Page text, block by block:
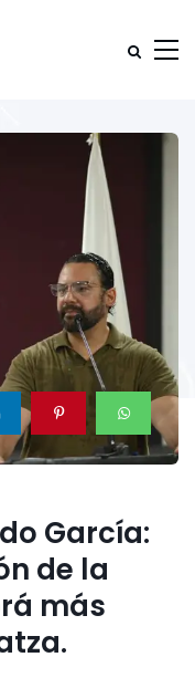
García:
de la
más